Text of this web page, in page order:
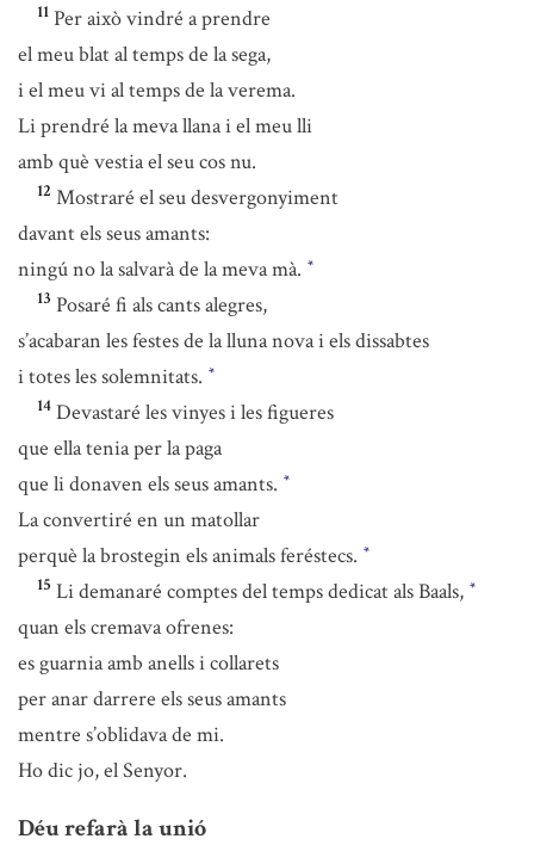
11 Per això vindré a prendre
el meu blat al temps de la sega,
i el meu vi al temps de la verema.
Li prendré la meva llana i el meu lli
amb què vestia el seu cos nu.
12 Mostraré el seu desvergonyiment
davant els seus amants:
ningú no la salvarà de la meva mà. *
13 Posaré fi als cants alegres,
s’acabaran les festes de la lluna nova i els dissabtes
i totes les solemnitats. *
14 Devastaré les vinyes i les figueres
que ella tenia per la paga
que li donaven els seus amants. *
La convertiré en un matollar
perquè la brostegin els animals feréstecs. *
15 Li demanaré comptes del temps dedicat als Baals, *
quan els cremava ofrenes:
es guarnia amb anells i collarets
per anar darrere els seus amants
mentre s’oblidava de mi.
Ho dic jo, el Senyor.
Déu refarà la unió